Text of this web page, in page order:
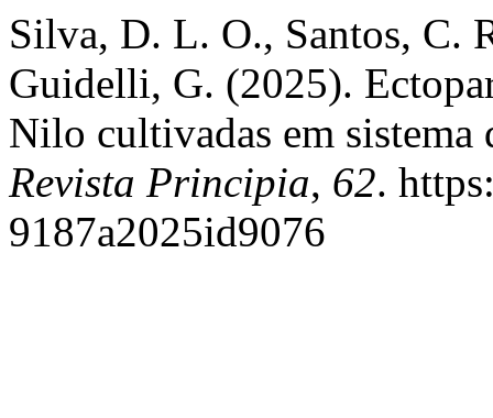
Silva, D. L. O., Santos, C.
Guidelli, G. (2025).
Nilo cultivadas em sistema
Revista Principia, 62.
9187a2025id9076